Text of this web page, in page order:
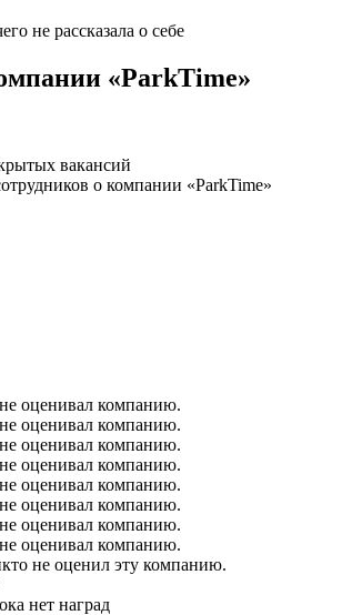
не рассказала о себе
«ParkTime»
вакансий
о компании «ParkTime»
оценивал компанию.
оценивал компанию.
оценивал компанию.
оценивал компанию.
оценивал компанию.
оценивал компанию.
оценивал компанию.
оценивал компанию.
не оценил эту компанию.
нет наград